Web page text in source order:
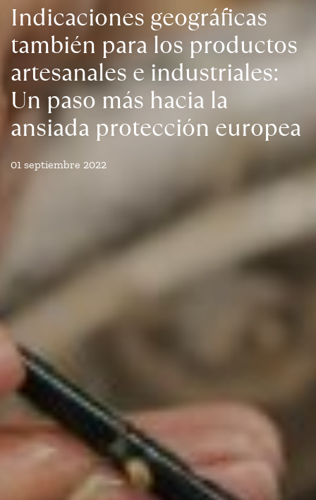
Indicaciones geográficas
también para los productos
artesanales e industriales:
Un paso más hacia la
ansiada protección europea
01 septiembre 2022